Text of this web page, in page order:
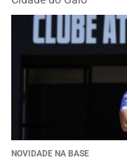
NOVIDADE NA BASE